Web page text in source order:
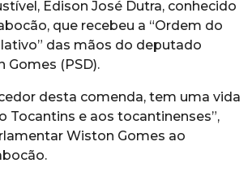
Edison José Dutra, conhecido
que recebeu a “Ordem do
das mãos do deputado
Gomes (PSD).
desta comenda, tem uma vida
Tocantins e aos tocantinenses”,
Wiston Gomes ao